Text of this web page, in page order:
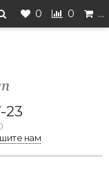
0 0 …
23
нам